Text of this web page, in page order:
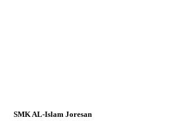
SMK AL-Islam Joresan